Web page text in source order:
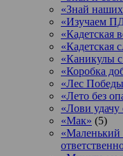
«Знай
«Изучаем
«Кадетская
«Кадетская
«Каникулы
«Коробка
«Лес
«Лето без
«Лови
«Мак» (5)
«Маленький